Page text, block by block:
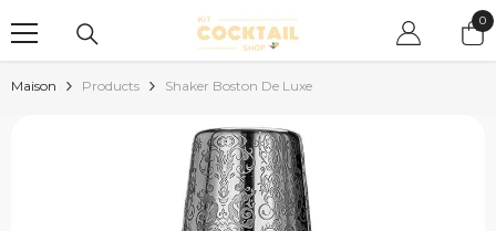
0
0
Maison Products Shaker Boston De Luxe